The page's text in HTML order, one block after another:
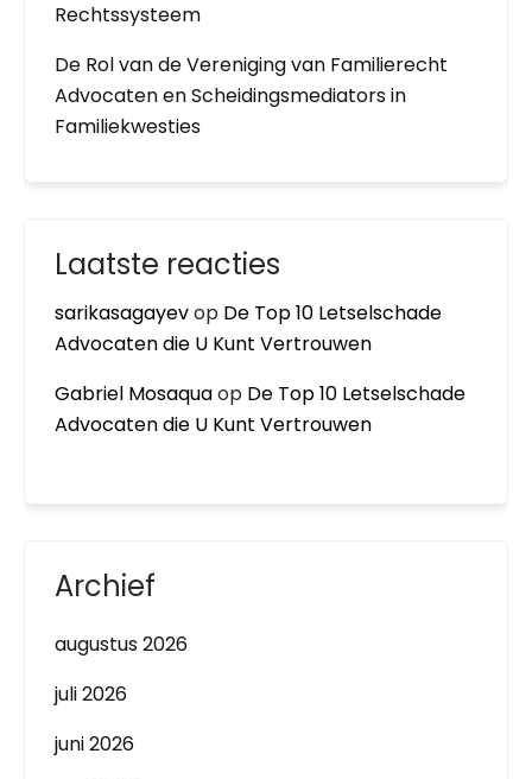
Rechtssysteem
De Rol van de Vereniging van Familierecht
Advocaten en Scheidingsmediators in
Familiekwesties
Laatste reacties
sarikasagayevop De Top 10 Letselschade
Advocaten die U Kunt Vertrouwen
Gabriel Mosaquaop De Top 10 Letselschade
Advocaten die U Kunt Vertrouwen
Archief
augustus 2026
juli 2026
juni 2026